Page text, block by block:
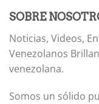
SOBRE
Noticias, Videos,
Venezolanos
venezolana.
Somos un sólido